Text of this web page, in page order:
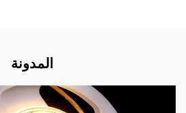
المدونة